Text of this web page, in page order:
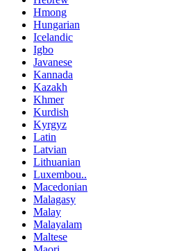
Hmong
Hungarian
Icelandic
Igbo
Javanese
Kannada
Kazakh
Khmer
Kurdish
Kyrgyz
Latin
Latvian
Lithuanian
Luxembou..
Macedonian
Malagasy
Malay
Malayalam
Maltese